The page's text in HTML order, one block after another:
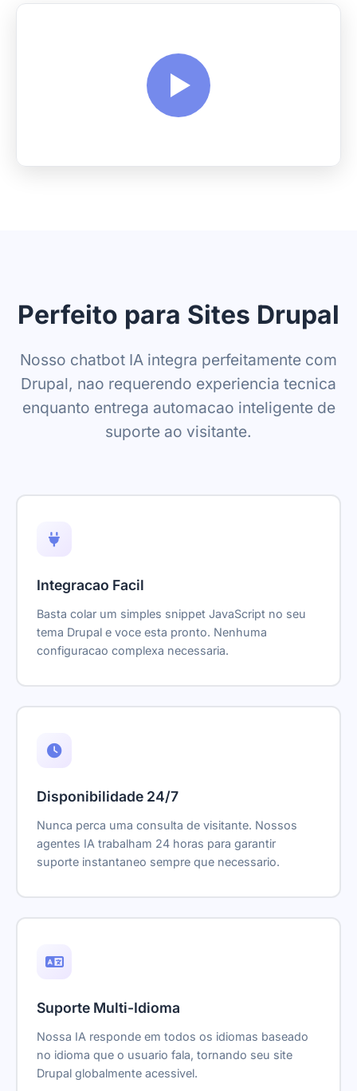
Perfeito para Sites Drupal
Nosso chatbot IA integra perfeitamente com
Drupal, nao requerendo experiencia tecnica
enquanto entrega automacao inteligente de
suporte ao visitante.
Integracao Facil
Basta colar um simples snippet JavaScript no seu
tema Drupal e voce esta pronto. Nenhuma
configuracao complexa necessaria.
Disponibilidade 24/7
Nunca perca uma consulta de visitante. Nossos
agentes IA trabalham 24 horas para garantir
suporte instantaneo sempre que necessario.
Suporte Multi-Idioma
Nossa IA responde em todos os idiomas baseado
no idioma que o usuario fala, tornando seu site
Drupal globalmente acessivel.